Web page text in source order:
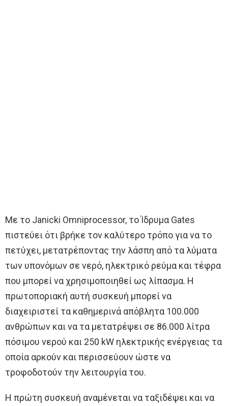
Με το Janicki Omniprocessor, το Ίδρυμα Gates
πιστεύει ότι βρήκε τον καλύτερο τρόπο για να το
πετύχει, μετατρέποντας την λάσπη από τα λύματα
των υπονόμων σε νερό, ηλεκτρικό ρεύμα και τέφρα
που μπορεί να χρησιμοποιηθεί ως λίπασμα. Η
πρωτοποριακή αυτή συσκευή μπορεί να
διαχειριστεί τα καθημερινά απόβλητα 100.000
ανθρώπων και να τα μετατρέψει σε 86.000 λίτρα
πόσιμου νερού και 250 kW ηλεκτρικής ενέργειας τα
οποία αρκούν και περισσεύουν ώστε να
τροφοδοτούν την λειτουργία του.
Η πρώτη συσκευή αναμένεται να ταξιδέψει και να